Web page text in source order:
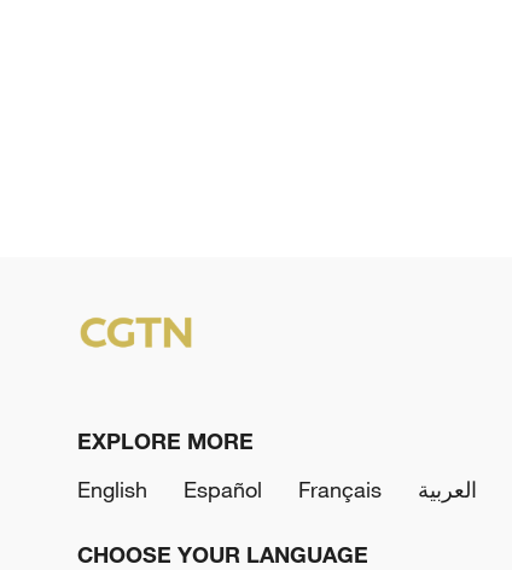
EXPLORE MORE
English
Español Français العربية
CHOOSE YOUR LANGUAGE